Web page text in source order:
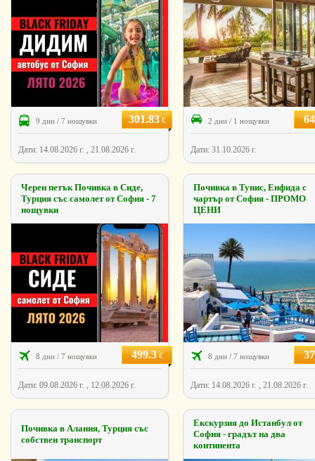
9 дни / 7 нощувки 301.83€
Дати: 14.08.2026 г. , 21.08.2026 г.
2 дни / 1 нощувки
Дати: 31.10.2026 г.
Черен петък Почивка в Сиде,
Турция със самолет от София - 7
нощувки
8 дни / 7 нощувки 499.3€
Дати: 09.08.2026 г. , 12.08.2026 г.
Почивка в Тунис, Енфида с
чартър от София - ПРОМО
ЦЕНИ
8 дни / 7 нощувки
Дати: 14.08.2026 г. , 21.08.2026 г.
Почивка в Алания, Турция със
собствен транспорт
Екскурзия до Истанбул от
София - градът на два
континента